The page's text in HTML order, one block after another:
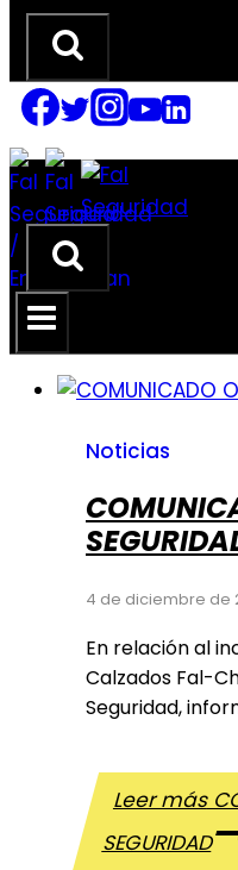
Noticias
4 de diciembre de
En relación al
Calzados Fal-
Seguridad,
Leer más
SEGURIDAD